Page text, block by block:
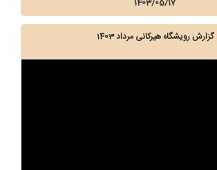
گزارش رویشگاه هیرکانی مرداد 1403